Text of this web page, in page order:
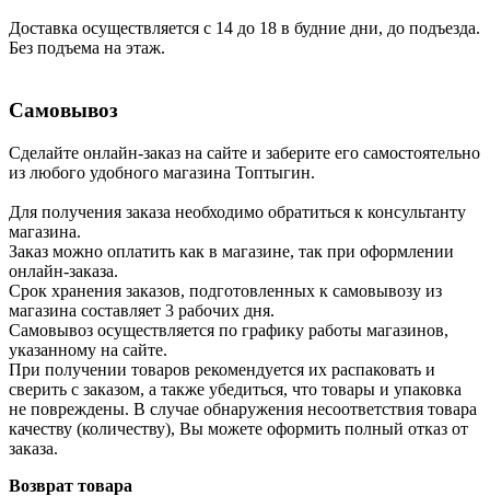
Доставка осуществляется с 14 до 18 в будние дни, до подъезда.
Без подъема на этаж.
Самовывоз
Сделайте онлайн-заказ на сайте и заберите его самостоятельно
из любого удобного магазина Топтыгин.
Для получения заказа необходимо обратиться к консультанту
магазина.
Заказ можно оплатить как в магазине, так при оформлении
онлайн-заказа.
Срок хранения заказов, подготовленных к самовывозу из
магазина составляет 3 рабочих дня.
Самовывоз осуществляется по графику работы магазинов,
указанному на сайте.
При получении товаров рекомендуется их распаковать и
сверить с заказом, а также убедиться, что товары и упаковка
не повреждены. В случае обнаружения несоответствия товара
качеству (количеству), Вы можете оформить полный отказ от
заказа.
Возврат товара